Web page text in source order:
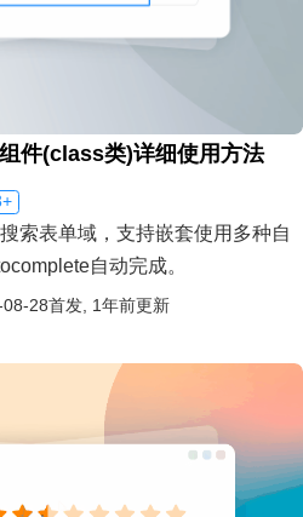
件(class类)详细使用方法
索表单域，支持嵌套使用多种自
自动完成。
28首发, 1年前更新